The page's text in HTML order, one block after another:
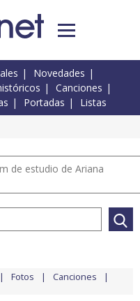
Novedades
Canciones
Portadas Listas
de estudio de Ariana
Fotos Canciones